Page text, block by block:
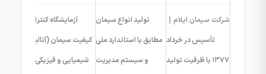
شرکت سیمان ایلام ｜
تأسیس در خرداد
۱۳۷۷ با ظرفیت تولید
تولید انواع سیمان
مطابق با استاندارد ملی
و سیستم مدیریت
آزمایشگاه کنترل
کیفیت سیمان (آنالیز
شیمیایی و فیزیکی)